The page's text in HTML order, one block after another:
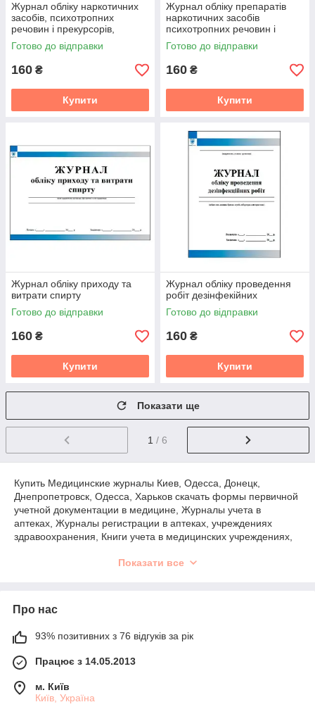
Журнал обліку наркотичних
засобів, психотропних
речовин і прекурсорів,
препаратів (лікарських
засобів), які містять наркот
Готово до відправки
160 ₴
Купити
Журнал обліку препаратів
наркотичних засобів
психотропних речовин і
прекурсорів у
фармацевтичних закладах
Готово до відправки
160 ₴
Купити
Журнал обліку приходу та
витрати спирту
Готово до відправки
160 ₴
Купити
Журнал обліку проведення
робіт дезінфекійних
Готово до відправки
160 ₴
Купити
Показати ще
1 / 6
Купить Медицинские журналы Киев, Одесса, Донецк,
Днепропетровск, Одесса, Харьков скачать формы первичной
учетной документации в медицине, Журналы учета в
аптеках, Журналы регистрации в аптеках, учреждениях
здравоохранения, Книги учета в медицинских учреждениях,
поликлиниках, медицинские бланки Украины, медицинская
журналы, Журналы стоматолога, Журналы для
стоматологического кабинета, Журналы для
стоматологической клиники, Журналы учета стоматолога,
Журнали реєстрації стоматолога, Журнали обліку
стоматологія, Журнали реєстрації стоматологія, Журнали
обліку гінеколога, Журнали реєстрації гінеколога, Журнали
реєстрації гінекологія, Журнали гінеколога, Гінекологічні
журнали , медичні форми обліку стоматологія, медичні
Показати все
Про нас
93% позитивних з 76 відгуків за рік
Працює з 14.05.2013
м. Київ
Київ, Україна